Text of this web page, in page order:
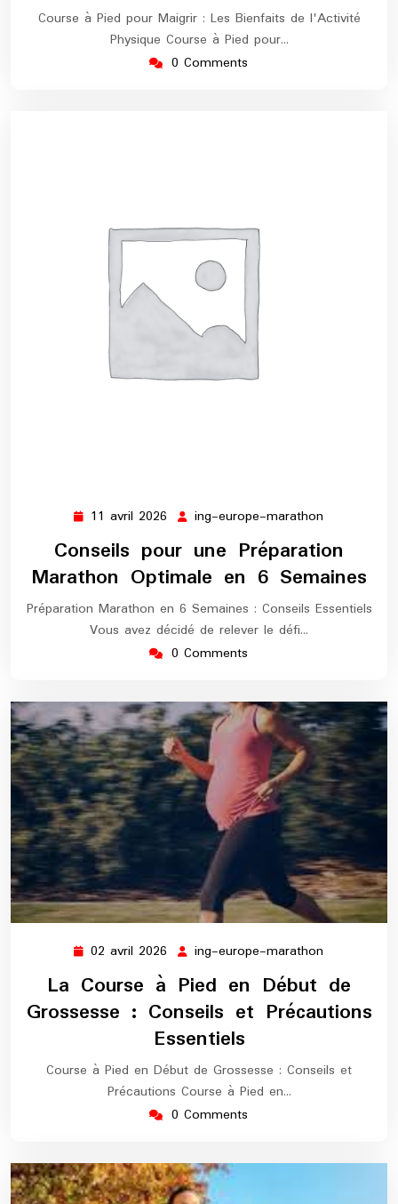
Course à Pied pour Maigrir : Les Bienfaits de l'Activité
Physique Course à Pied pour…
0 Comments
11 avril 2026 11
2026
ing-europe-marathon
marathon
Conseils pour une Préparation
Marathon Optimale en 6 Semaines
Préparation Marathon en 6 Semaines : Conseils Essentiels
Vous avez décidé de relever le défi…
0 Comments
02 avril 2026 02
avril
2026
ing-europe-marathon
europe-
marathon
La Course à Pied en Début de
Grossesse : Conseils et Précautions
Essentiels
Course à Pied en Début de Grossesse : Conseils et
Précautions Course à Pied en…
0 Comments